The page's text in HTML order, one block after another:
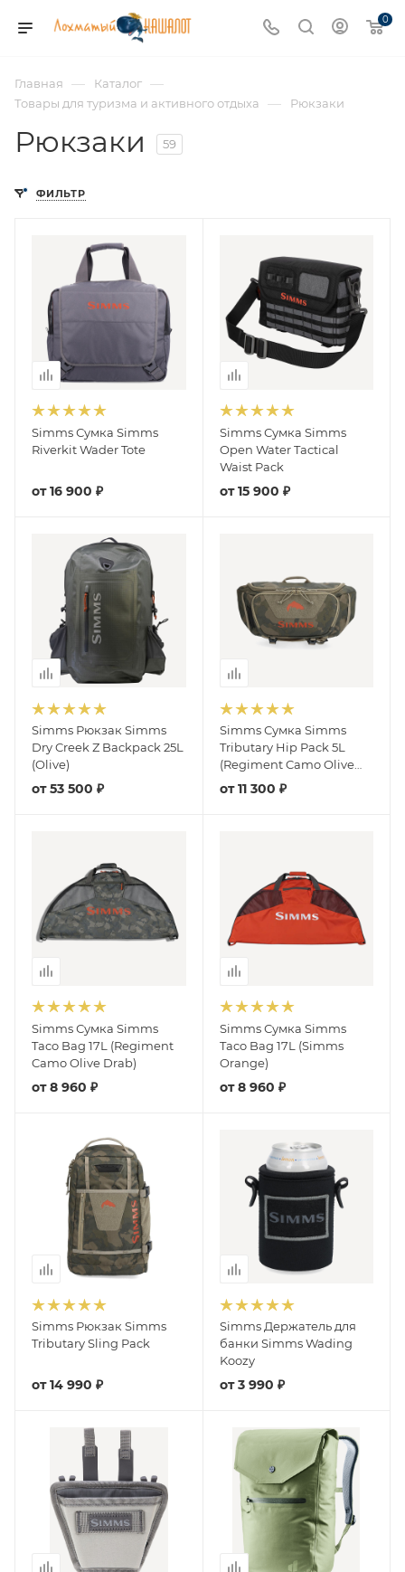
0
Главная — Каталог —
Товары для туризма и активного отдыха — Рюкзаки
Рюкзаки 59
ФИЛЬТР
Simms Сумка Simms
Riverkit Wader Tote
от16 900 ₽
Simms Сумка Simms
Open Water Tactical
Waist Pack
от15 900 ₽
Simms Рюкзак Simms
Dry Creek Z Backpack 25L
(Olive)
от53 500 ₽
Simms Сумка Simms
Tributary Hip Pack 5L
(Regiment Camo Olive
Drab)
от11 300 ₽
Simms Сумка Simms
Taco Bag 17L (Regiment
Camo Olive Drab)
от8 960 ₽
Simms Сумка Simms
Taco Bag 17L (Simms
Orange)
от8 960 ₽
Simms Рюкзак Simms
Tributary Sling Pack
от14 990 ₽
Simms Держатель для
банки Simms Wading
Koozy
от3 990 ₽